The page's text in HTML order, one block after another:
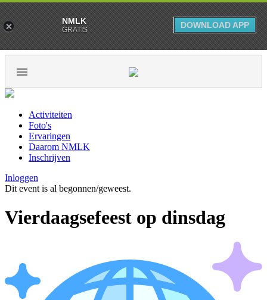
Activiteiten
Foto's
Ervaringen
Daarom NMLK
Inschrijven
Inloggen
Dit event is al begonnen/geweest.
Vierdaagsefeest op dinsdag
NMLK
GRATIS DOWNLOAD APP